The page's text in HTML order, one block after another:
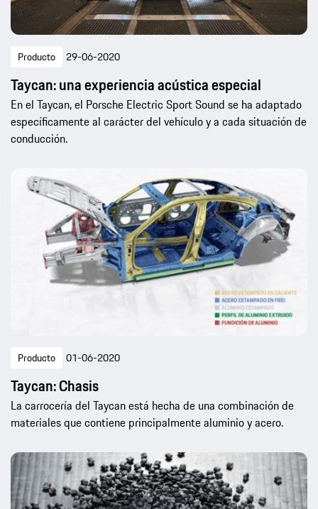
Producto 29-06-2020
Taycan: una experiencia acústica especial
En el Taycan, el Porsche Electric Sport Sound se ha adaptado
específicamente al carácter del vehículo y a cada situación de
conducción.
Producto 01-06-2020
Taycan: Chasis
La carrocería del Taycan está hecha de una combinación de
materiales que contiene principalmente aluminio y acero.